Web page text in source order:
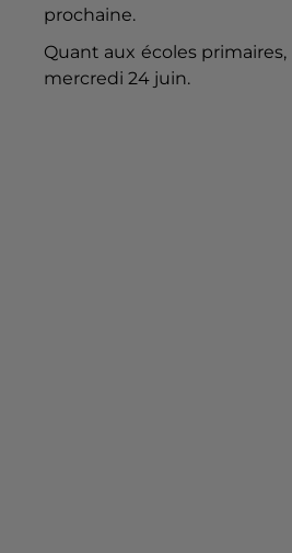
prochaine.
Quant aux écoles primaires,
mercredi 24 juin.